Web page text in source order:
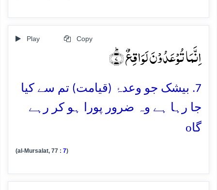
Play Copy
اِنَّمَا تُوۡعَدُوۡنَ لَوَاقِعٌ ؕ﴿۷﴾
7. بیشک جو وعدۂ (قیامت) تم سے کیا
جا رہا ہے وہ ضرور پورا ہو کر رہے
گاo
(al-Mursalat, 77 : 7)